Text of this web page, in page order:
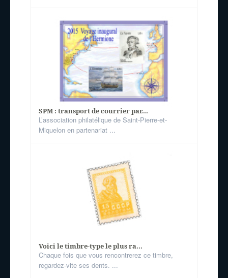
SPM : transport de courrier par...
L’association philatélique de Saint-Pierre-et-
Miquelon en partenariat ...
Voici le timbre-type le plus ra...
Chaque fois que vous rencontrerez ce timbre,
regardez-vite ses dents. ...